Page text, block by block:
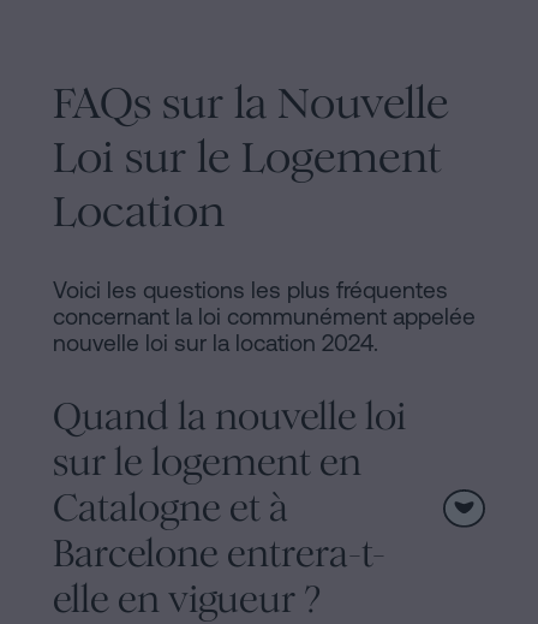
FAQs sur la Nouvelle
Loi sur le Logement
Location
Voici les questions les plus fréquentes
concernant la loi communément appelée
nouvelle loi sur la location 2024.
Quand la nouvelle loi
sur le logement en
Catalogne et à
Barcelone entrera-t-
elle en vigueur ?